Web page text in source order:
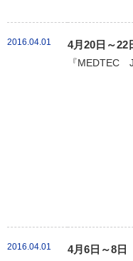
2016.04.01 4月20日～22
『MEDTEC
2016.04.01 4月6日～8日